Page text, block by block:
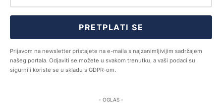
PRETPLATI SE
Prijavom na newsletter pristajete na e-maila s najzanimljivijim sadržajem
našeg portala. Odjaviti se možete u svakom trenutku, a vaši podaci su
sigurni i koriste se u skladu s GDPR-om.
- OGLAS -